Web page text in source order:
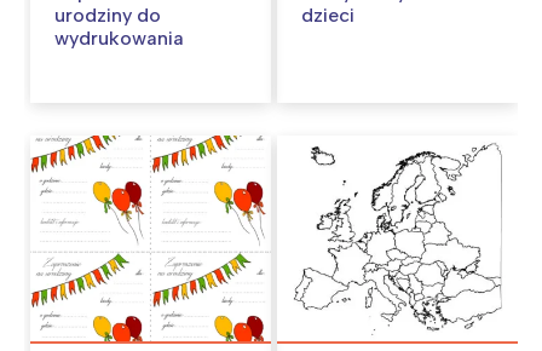
urodziny do
wydrukowania
dzieci